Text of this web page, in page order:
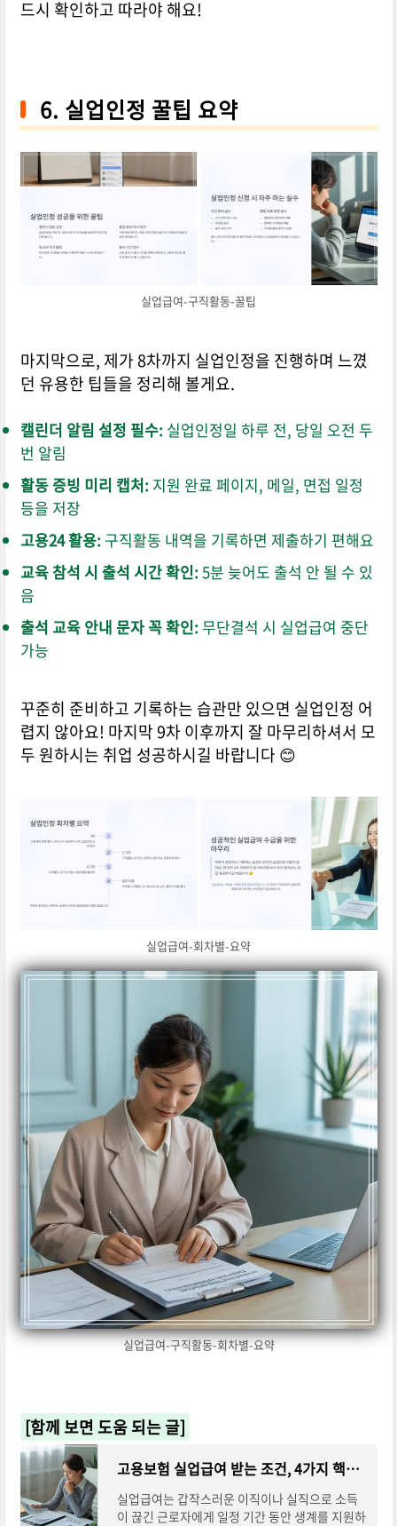
드시 확인하고 따라야 해요!
6. 실업인정 꿀팁 요약
실업급여-구직활동-꿀팁
마지막으로, 제가 8차까지 실업인정을 진행하며 느꼈
던 유용한 팁들을 정리해 볼게요.
캘린더 알림 설정 필수: 실업인정일 하루 전, 당일 오전 두
번 알림
활동 증빙 미리 캡처: 지원 완료 페이지, 메일, 면접 일정
등을 저장
고용24 활용: 구직활동 내역을 기록하면 제출하기 편해요
교육 참석 시 출석 시간 확인: 5분 늦어도 출석 안 될 수 있
음
출석 교육 안내 문자 꼭 확인: 무단결석 시 실업급여 중단
가능
꾸준히 준비하고 기록하는 습관만 있으면 실업인정 어
렵지 않아요! 마지막 9차 이후까지 잘 마무리하셔서 모
두 원하시는 취업 성공하시길 바랍니다 😊
실업급여-회차별-요약
실업급여-구직활동-회차별-요약
[함께 보면 도움 되는 글]
고용보험 실업급여 받는 조건, 4가지 핵심 기준 완벽 정리
실업급여는 갑작스러운 이직이나 실직으로 소득
이 끊긴 근로자에게 일정 기간 동안 생계를 지원하